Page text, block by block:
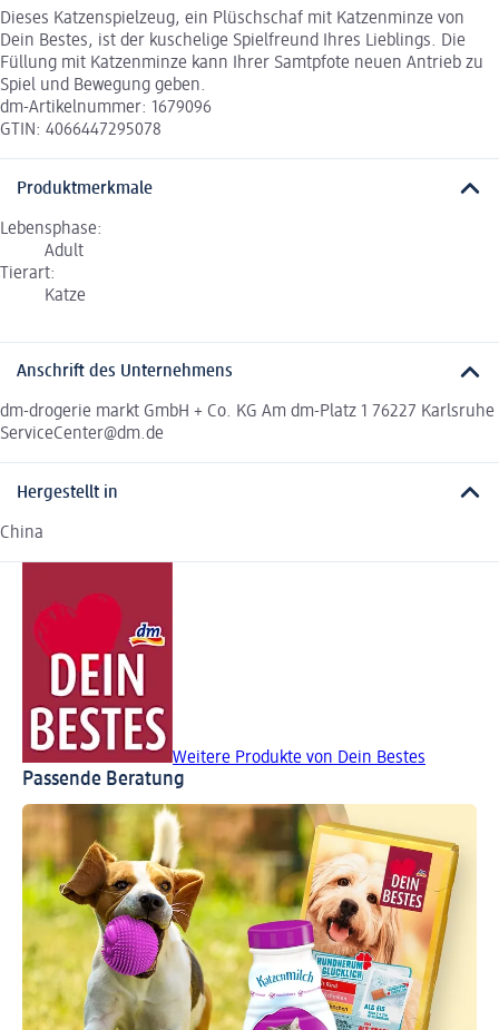
Dieses Katzenspielzeug, ein Plüschschaf mit Katzenminze von
Dein Bestes, ist der kuschelige Spielfreund Ihres Lieblings. Die
Füllung mit Katzenminze kann Ihrer Samtpfote neuen Antrieb zu
Spiel und Bewegung geben.
dm-Artikelnummer: 1679096
GTIN: 4066447295078
Produktmerkmale
Lebensphase:
Adult
Tierart:
Katze
Anschrift des Unternehmens
dm-drogerie markt GmbH + Co. KG Am dm-Platz 1 76227 Karlsruhe
ServiceCenter@dm.de
Hergestellt in
China
Weitere Produkte von Dein Bestes
Passende Beratung